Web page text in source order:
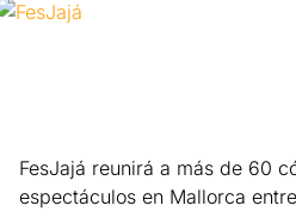
FesJajá reunirá a más de 60
espectáculos en Mallorca